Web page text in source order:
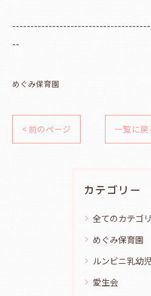
--
めぐみ保育園
< 前のページ 一覧に戻
カテゴリー
全てのカテゴ
めぐみ保育園
ルンビニ乳幼
愛生会